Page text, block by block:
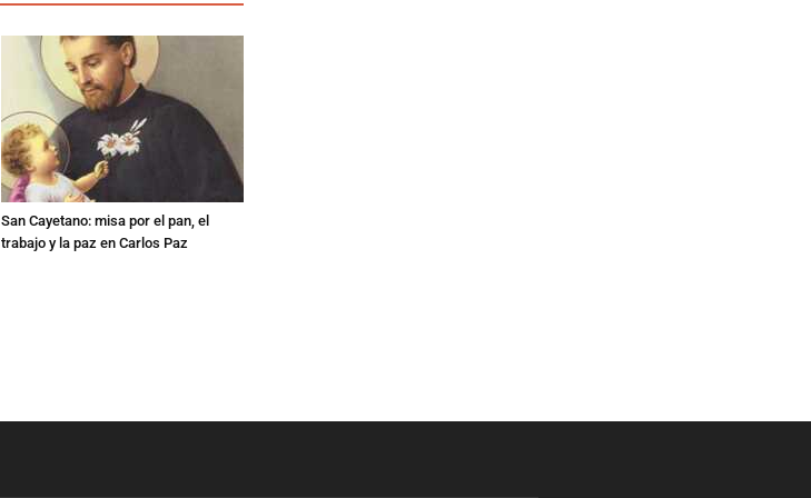
San Cayetano: misa por el pan, el
trabajo y la paz en Carlos Paz